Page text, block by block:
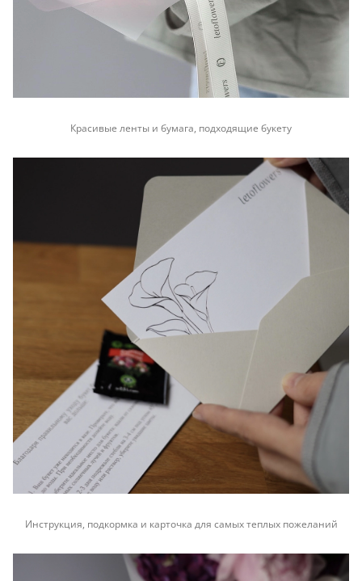
Красивые ленты и бумага, подходящие букету
Инструкция, подкормка и карточка для самых теплых пожеланий